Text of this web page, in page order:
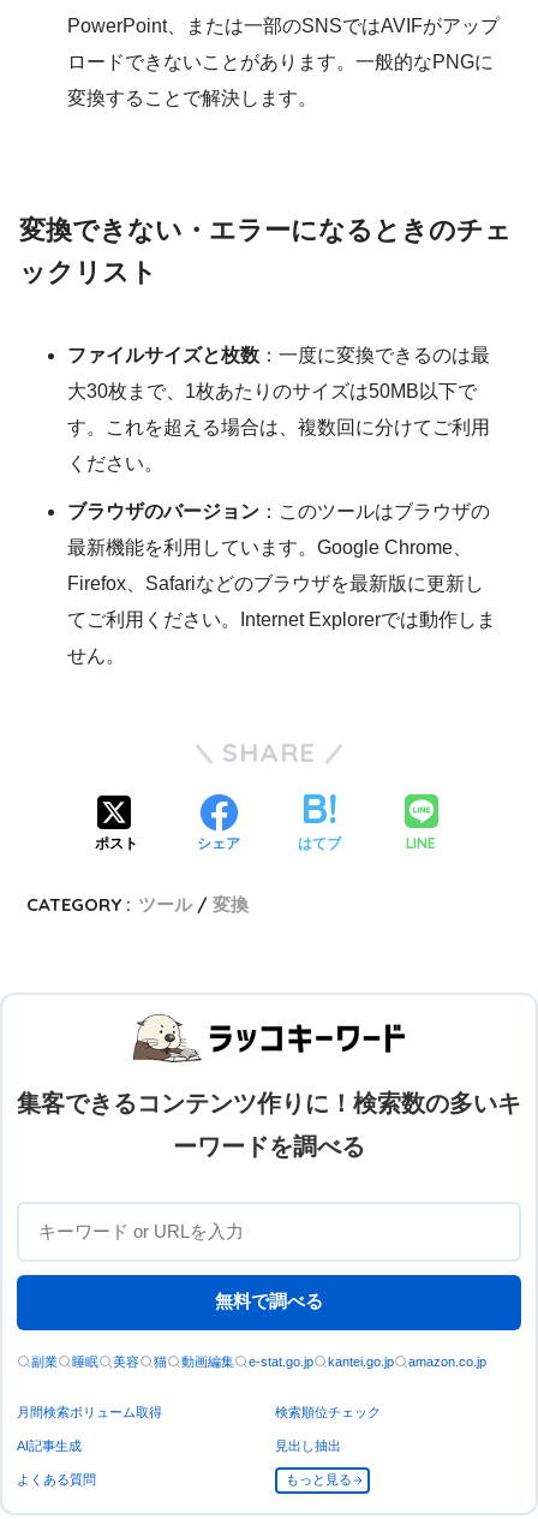
PowerPoint、または一部のSNSではAVIFがアップ
ロードできないことがあります。一般的なPNGに
変換することで解決します。
変換できない・エラーになるときのチェ
ックリスト
ファイルサイズと枚数 ：一度に変換できるのは最
大30枚まで、1枚あたりのサイズは50MB以下で
す。これを超える場合は、複数回に分けてご利用
ください。
ブラウザのバージョン ：このツールはブラウザの
最新機能を利用しています。Google Chrome、
Firefox、Safariなどのブラウザを最新版に更新し
てご利用ください。Internet Explorerでは動作しま
せん。
SHARE
ポスト シェア はてブ LINE
CATEGORY : ツール 変換
集客できるコンテンツ作りに！検索数の多いキ
ーワードを調べる
無料で調べる
副業 睡眠 美容 猫 動画編集 e-stat.go.jp kantei.go.jp amazon.co.jp
月間検索ボリューム取得 検索順位チェック
AI記事生成 見出し抽出
よくある質問 もっと見る